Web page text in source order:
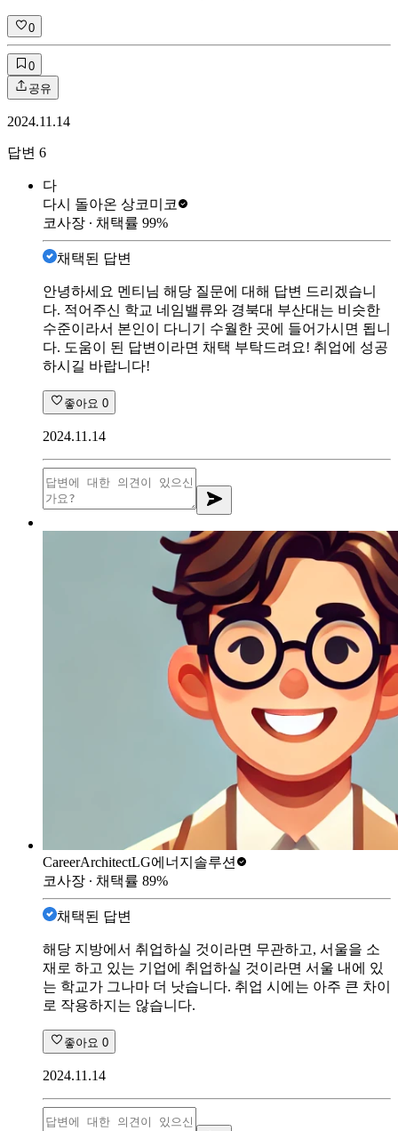
0
0
공유
2024.11.14
답변 6
다
다시 돌아온 상코미코
코사장 ∙ 채택률 99%
채택된 답변
안녕하세요 멘티님 해당 질문에 대해 답변 드리겠습니
다. 적어주신 학교 네임밸류와 경북대 부산대는 비슷한
수준이라서 본인이 다니기 수월한 곳에 들어가시면 됩니
다. 도움이 된 답변이라면 채택 부탁드려요! 취업에 성공
하시길 바랍니다!
좋아요 0
2024.11.14
CareerArchitectLG에너지솔루션
코사장 ∙ 채택률 89%
채택된 답변
해당 지방에서 취업하실 것이라면 무관하고, 서울을 소
재로 하고 있는 기업에 취업하실 것이라면 서울 내에 있
는 학교가 그나마 더 낫습니다. 취업 시에는 아주 큰 차이
로 작용하지는 않습니다.
좋아요 0
2024.11.14